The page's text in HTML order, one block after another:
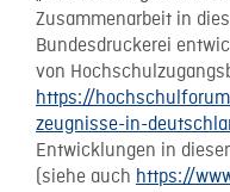
Zusammenarbeit in
Bundesdruckerei
von
https://
zeugnisse-in-
Entwicklungen in
(siehe auch https://